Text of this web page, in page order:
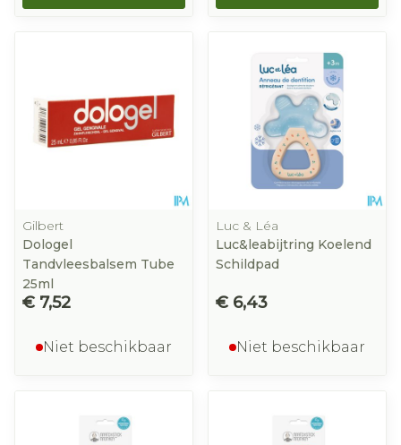
Gilbert
Dologel
Tandvleesbalsem Tube
25ml
€ 7,52
Niet beschikbaar
Luc & Léa
Luc&leabijtring Koelend
Schildpad
€ 6,43
Niet beschikbaar